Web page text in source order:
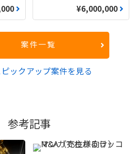
¥6,000,000
案件一覧
ックアップ案件を見る
参考記事